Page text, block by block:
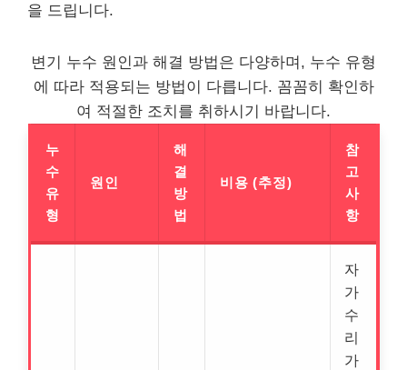
을 드립니다.
변기 누수 원인과 해결 방법은 다양하며, 누수 유형
에 따라 적용되는 방법이 다릅니다. 꼼꼼히 확인하
여 적절한 조치를 취하시기 바랍니다.
누
수
유
형
원인
해
결
방
법
비용 (추정)
참
고
사
항
자
가
수
리
가